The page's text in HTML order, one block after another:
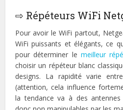
⇨ Répéteurs WiFi
Pour avoir le WiFi partout,
WiFi puissants et élégants, ce
pour déterminer le meilleur
choisir un répéteur blanc
designs. La rapidité varie
(attention, cela influence
la tendance va à des